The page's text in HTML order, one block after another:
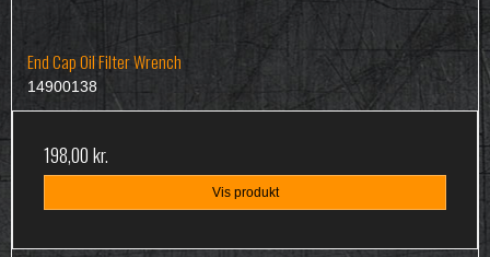
End Cap Oil Filter Wrench
14900138
198,00 kr.
Vis produkt